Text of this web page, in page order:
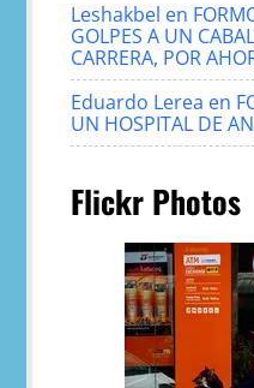
Leshakbel en
GOLPES A UN
CARRERA, POR
Eduardo Lerea en
UN HOSPITAL DE
Flickr Photos